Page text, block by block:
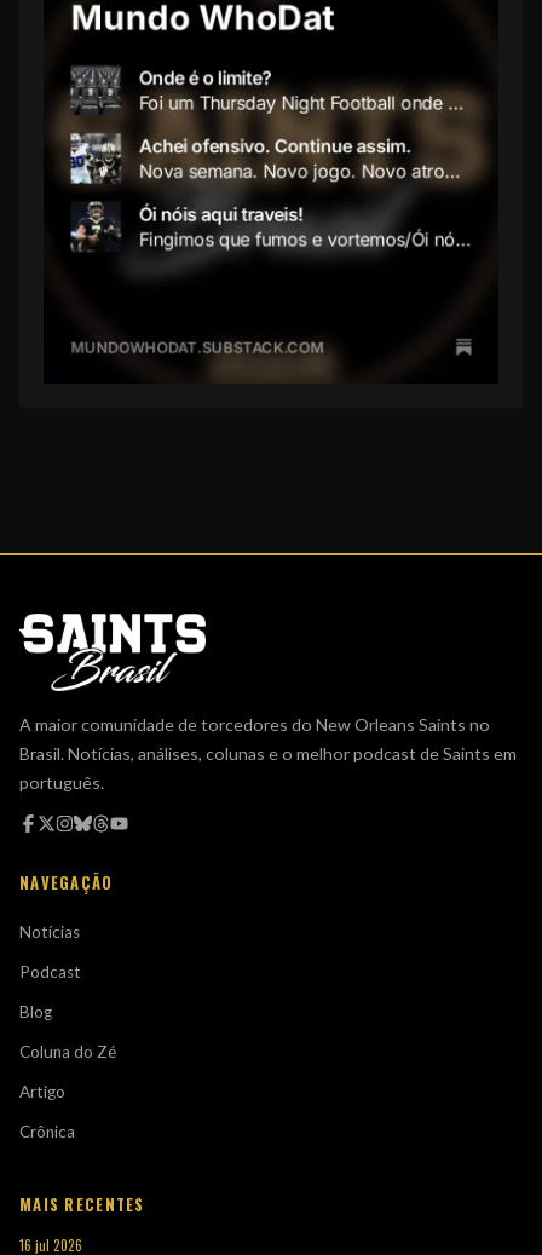
A maior comunidade de torcedores do New Orleans Saints no
Brasil. Notícias, análises, colunas e o melhor podcast de Saints em
português.
NAVEGAÇÃO
Notícias
Podcast
Blog
Coluna do Zé
Artigo
Crônica
MAIS RECENTES
16 jul 2026